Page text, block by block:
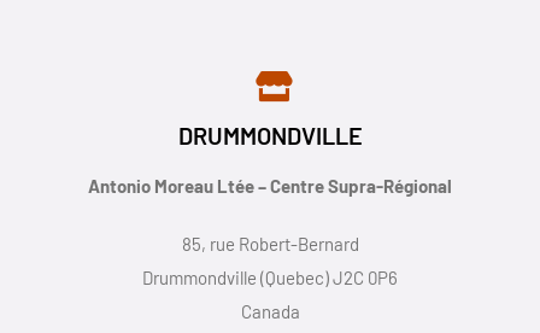
DRUMMONDVILLE
Antonio Moreau Ltée – Centre Supra-Régional
85, rue Robert-Bernard
Drummondville (Quebec) J2C 0P6
Canada